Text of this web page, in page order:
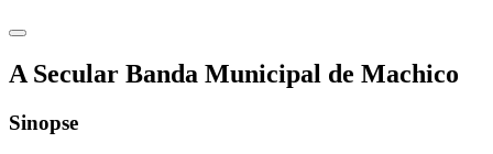
A Secular Banda Municipal de Machico
Sinopse